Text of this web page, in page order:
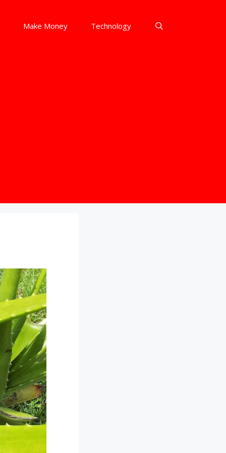
Make Money Technology